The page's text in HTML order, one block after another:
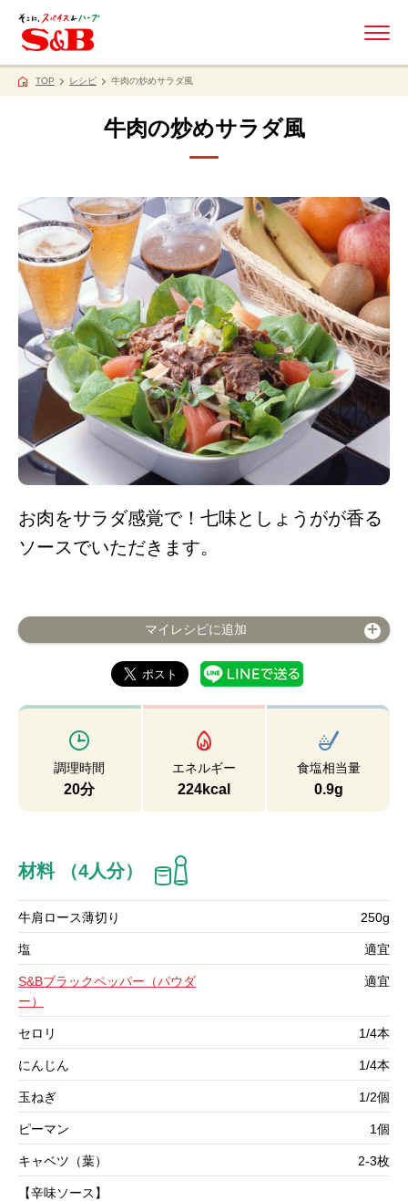
TOP レシピ 牛肉の炒めサラダ風
牛肉の炒めサラダ風
お肉をサラダ感覚で！七味としょうがが香る
ソースでいただきます。
マイレシピに追加
調理時間
20分
エネルギー
224kcal
食塩相当量
0.9g
材料 （4人分）
牛肩ロース薄切り 250g
塩 適宜
S&Bブラックペッパー（パウダ
ー）
適宜
セロリ 1/4本
にんじん 1/4本
玉ねぎ 1/2個
ピーマン 1個
キャベツ（葉） 2-3枚
【辛味ソース】